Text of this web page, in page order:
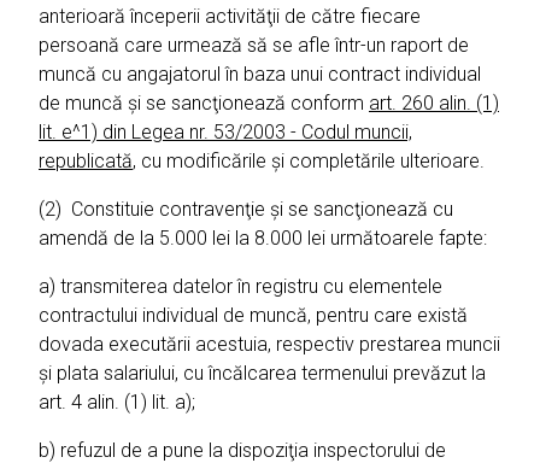
anterioară începerii activităţii de către fiecare
persoană care urmează să se afle într-un raport de
muncă cu angajatorul în baza unui contract individual
de muncă şi se sancţionează conform art. 260 alin. (1)
lit. e^1) din Legea nr. 53/2003 - Codul muncii,
republicată, cu modificările şi completările ulterioare.
(2) Constituie contravenţie şi se sancţionează cu
amendă de la 5.000 lei la 8.000 lei următoarele fapte:
a) transmiterea datelor în registru cu elementele
contractului individual de muncă, pentru care există
dovada executării acestuia, respectiv prestarea muncii
şi plata salariului, cu încălcarea termenului prevăzut la
art. 4 alin. (1) lit. a);
b) refuzul de a pune la dispoziţia inspectorului de